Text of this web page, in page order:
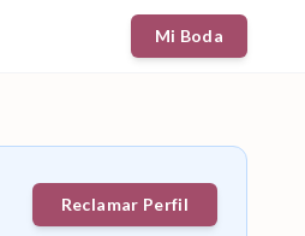
Mi Boda
Reclamar Perfil